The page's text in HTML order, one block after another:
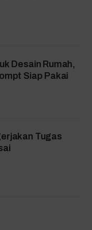
Desain Rumah,
Siap Pakai
Tugas